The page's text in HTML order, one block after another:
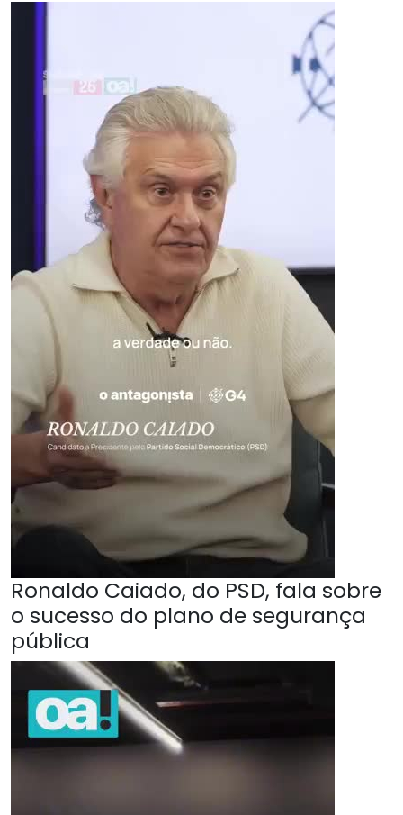
Ronaldo Caiado, do PSD, fala sobre
o sucesso do plano de segurança
pública